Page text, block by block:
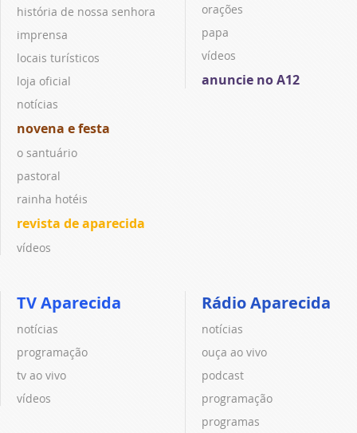
história de nossa senhora
imprensa
locais turísticos
loja oficial
notícias
novena e festa
o santuário
pastoral
rainha hotéis
revista de aparecida
vídeos
orações
papa
vídeos
anuncie no A12
TV Aparecida
notícias
programação
tv ao vivo
vídeos
Rádio Aparecida
notícias
ouça ao vivo
podcast
programação
programas